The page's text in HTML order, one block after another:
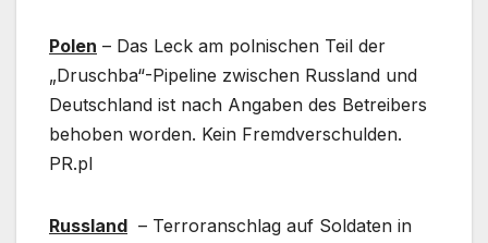
Polen – Das Leck am polnischen Teil der
„Druschba“-Pipeline zwischen Russland und
Deutschland ist nach Angaben des Betreibers
behoben worden. Kein Fremdverschulden.
PR.pl
Russland – Terroranschlag auf Soldaten in